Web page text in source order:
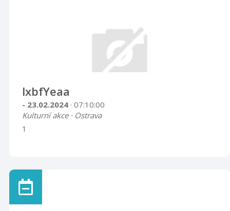
lxbfYeaa
- 23.02.2024 · 07:10:00
Kulturní akce · Ostrava
1